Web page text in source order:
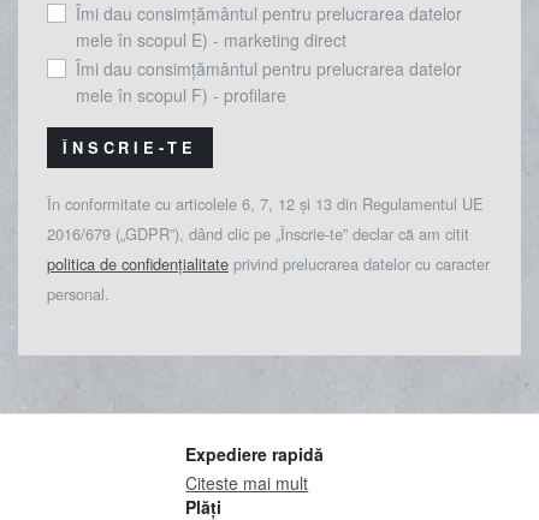
Îmi dau consimțământul pentru prelucrarea datelor
mele în scopul E) - marketing direct
Îmi dau consimțământul pentru prelucrarea datelor
mele în scopul F) - profilare
ÎNSCRIE-TE
În conformitate cu articolele 6, 7, 12 și 13 din Regulamentul UE
2016/679 („GDPR”), dând clic pe „Înscrie-te” declar că am citit
politica de confidențialitate privind prelucrarea datelor cu caracter
personal.
Expediere rapidă
Citeste mai mult
Plăți